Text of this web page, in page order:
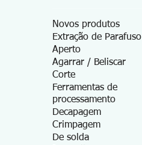
Novos produtos
Extração de Parafuso
Aperto
Agarrar / Beliscar
Corte
Ferramentas de
processamento
Decapagem
Crimpagem
De solda